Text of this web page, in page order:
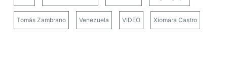
Tomás Zambrano Venezuela VIDEO Xiomara Castro